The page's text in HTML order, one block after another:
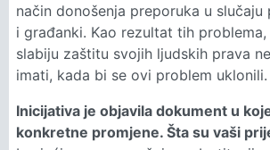
način donošenja preporuka u
i građanki. Kao rezultat tih
slabiju zaštitu svojih ljudskih prava
imati, kada bi se ovi problem uklonili.
Inicijativa je objavila dokument u
konkretne promjene. Šta su vaši